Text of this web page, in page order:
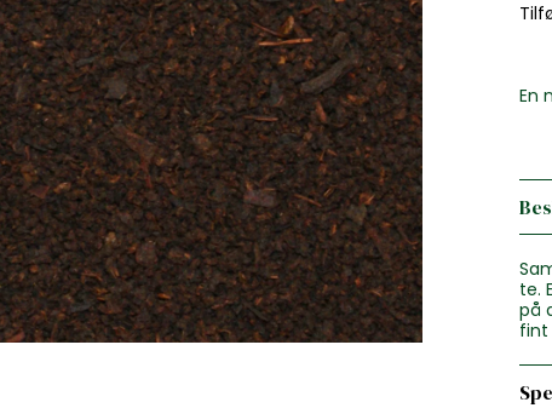
En
te.
på
fint